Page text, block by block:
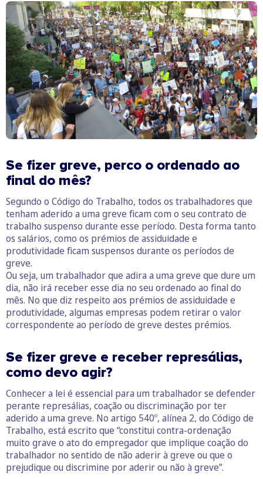
Se fizer greve, perco o ordenado ao
final do mês?
Segundo o Código do Trabalho, todos os trabalhadores que
tenham aderido a uma greve ficam com o seu contrato de
trabalho suspenso durante esse período. Desta forma tanto
os salários, como os prémios de assiduidade e
produtividade ficam suspensos durante os períodos de
greve.
Ou seja, um trabalhador que adira a uma greve que dure um
dia, não irá receber esse dia no seu ordenado ao final do
mês. No que diz respeito aos prémios de assiduidade e
produtividade, algumas empresas podem retirar o valor
correspondente ao período de greve destes prémios.
Se fizer greve e receber represálias,
como devo agir?
Conhecer a lei é essencial para um trabalhador se defender
perante represálias, coação ou discriminação por ter
aderido a uma greve. No artigo 540º, alínea 2, do Código de
Trabalho, está escrito que “constitui contra-ordenação
muito grave o ato do empregador que implique coação do
trabalhador no sentido de não aderir à greve ou que o
prejudique ou discrimine por aderir ou não à greve”.